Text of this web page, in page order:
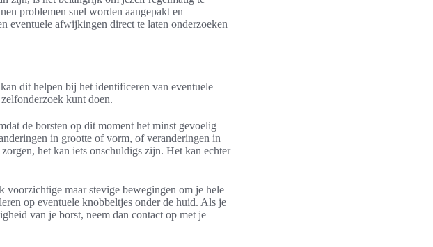
problemen snel worden aangepakt en
eventuele afwijkingen direct te laten onderzoeken
dit helpen bij het identificeren van eventuele
kunt doen.
de borsten op dit moment het minst gevoelig
in grootte of vorm, of veranderingen in
het kan iets onschuldigs zijn. Het kan echter
maar stevige bewegingen om je hele
op eventuele knobbeltjes onder de huid. Als je
van je borst, neem dan contact op met je